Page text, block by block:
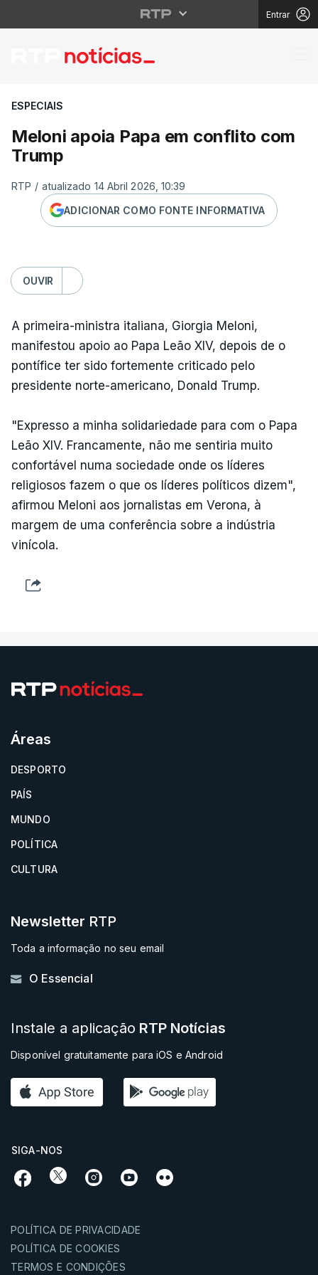
Entrar
Meloni apoia Papa
ESPECIAIS
Meloni apoia Papa em conflito com
Trump
RTP / atualizado 14 Abril 2026, 10:39
ADICIONAR COMO FONTE INFORMATIVA
OUVIR
A primeira-ministra italiana, Giorgia Meloni,
manifestou apoio ao Papa Leão XIV, depois de o
pontífice ter sido fortemente criticado pelo
presidente norte-americano, Donald Trump.
"Expresso a minha solidariedade para com o Papa
Leão XIV. Francamente, não me sentiria muito
confortável numa sociedade onde os líderes
religiosos fazem o que os líderes políticos dizem",
afirmou Meloni aos jornalistas em Verona, à
margem de uma conferência sobre a indústria
vinícola.
Áreas
DESPORTO
PAÍS
MUNDO
POLÍTICA
CULTURA
Newsletter RTP
Toda a informação no seu email
O Essencial
Instale a aplicação RTP Notícias
Disponível gratuitamente para iOS e Android
SIGA-NOS
POLÍTICA DE PRIVACIDADE
POLÍTICA DE COOKIES
TERMOS E CONDIÇÕES